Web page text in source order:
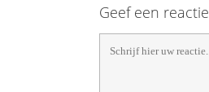
Geef een reactie